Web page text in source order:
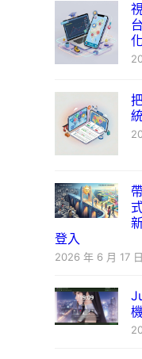
登入
2026 年 6 月 17 日